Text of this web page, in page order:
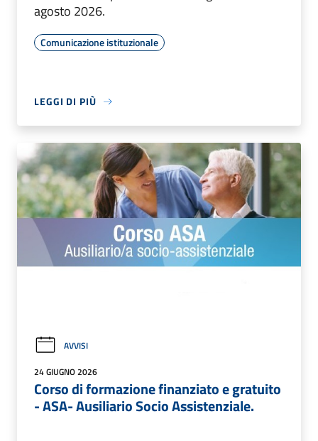
agosto 2026.
Comunicazione istituzionale
LEGGI DI PIÙ
AVVISI
24 GIUGNO 2026
Corso di formazione finanziato e gratuito
- ASA- Ausiliario Socio Assistenziale.